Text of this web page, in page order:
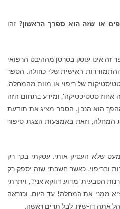
או שזה הוא ספרך הראשון? זהו
זה אינו עוסק בסרטן מההיבט הרפואי
ההתמודדות האישית שלי כחולה. הספר
של ריפוי או מוות מהמחלה.
אחוז סטטיסטיקה', ומידע בתחום הזה
הוא הנכון. הספר מציג את תודעת
המחלה, וזאת באמצעות הצגת סיפור
שלא העסיק אותי. עסקתי בכך רק
ובריפוי. כאשר חשבתי שזה יספק רק
הטבעית 'מדוע דווקא אני?', ויתרתי
ממני את המחלה! עד היום, וכנראה
אִתה דו-שיח, לבל תרים ראשה.